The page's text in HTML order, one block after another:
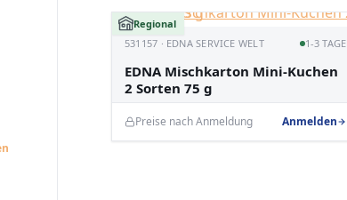
Regional
531157 · EDNA SERVICE WELT
1-3 TAGE
EDNA Mischkarton Mini-Kuchen
2 Sorten 75 g
Preise nach Anmeldung Anmelden